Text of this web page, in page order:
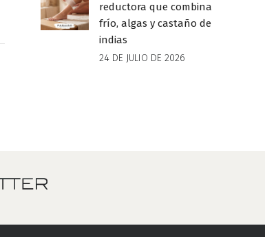
reductora que combina
frío, algas y castaño de
indias
24 DE JULIO DE 2026